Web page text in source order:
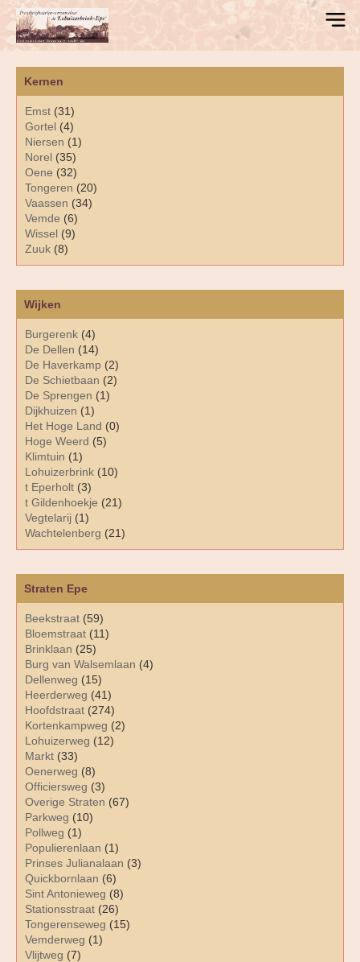
Kernen
Emst (31)
Gortel (4)
Niersen (1)
Norel (35)
Oene (32)
Tongeren (20)
Vaassen (34)
Vemde (6)
Wissel (9)
Zuuk (8)
Straten Epe
Beekstraat (59)
Bloemstraat (11)
Brinklaan (25)
Burg van Walsemlaan (4)
Dellenweg (15)
Heerderweg (41)
Hoofdstraat (274)
Kortenkampweg (2)
Lohuizerweg (12)
Markt (33)
Oenerweg (8)
Officiersweg (3)
Overige Straten (67)
Parkweg (10)
Pollweg (1)
Populierenlaan (1)
Prinses Julianalaan (3)
Quickbornlaan (6)
Sint Antonieweg (8)
Stationsstraat (26)
Tongerenseweg (15)
Vemderweg (1)
Vlijtweg (7)
Wijken
Burgerenk (4)
De Dellen (14)
De Haverkamp (2)
De Schietbaan (2)
De Sprengen (1)
Dijkhuizen (1)
Het Hoge Land (0)
Hoge Weerd (5)
Klimtuin (1)
Lohuizerbrink (10)
t Eperholt (3)
t Gildenhoekje (21)
Vegtelarij (1)
Wachtelenberg (21)